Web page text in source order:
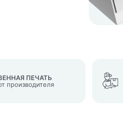
ПЕЧАТЬ
производителя
заявку", я даю согласие на